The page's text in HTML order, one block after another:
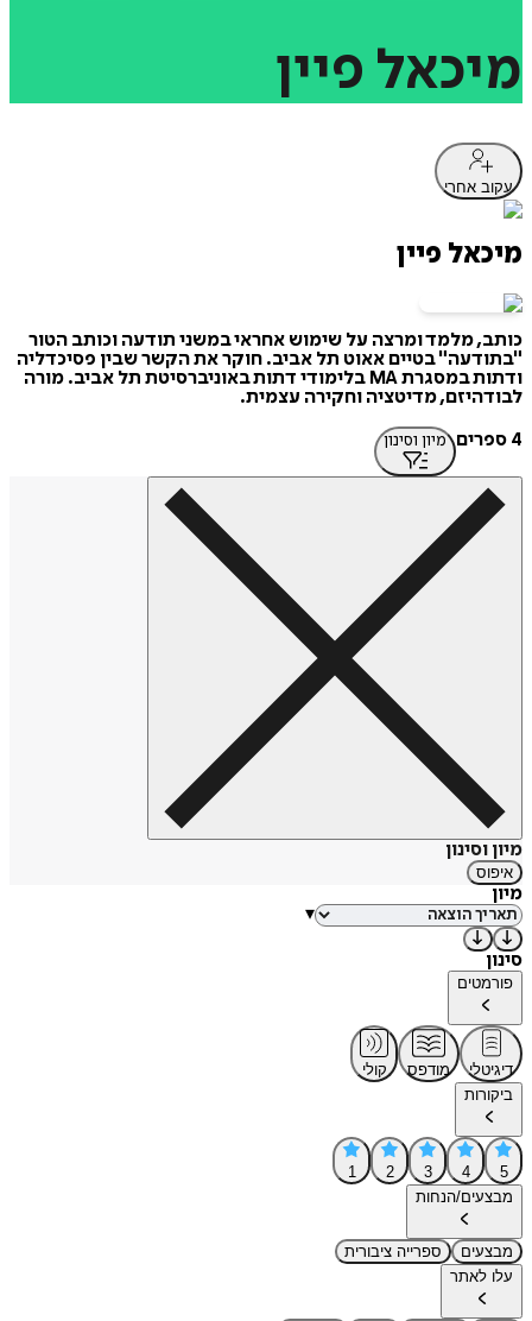
מיכאל פיין
עקוב אחרי
מיכאל פיין
כותב, מלמד ומרצה על שימוש אחראי במשני תודעה וכותב הטור
"בתודעה" בטיים אאוט תל אביב. חוקר את הקשר שבין פסיכדליה
ודתות במסגרת MA בלימודי דתות באוניברסיטת תל אביב. מורה
לבודהיזם, מדיטציה וחקירה עצמית.
4 ספרים
מיון וסינון
מיון וסינון
איפוס
מיון
▾
סינון
פורמטים
דיגיטלי מודפס
קולי
ביקורות
5
4
3
2
1
מבצעים/הנחות
מבצעים
ספרייה ציבורית
עלו לאתר